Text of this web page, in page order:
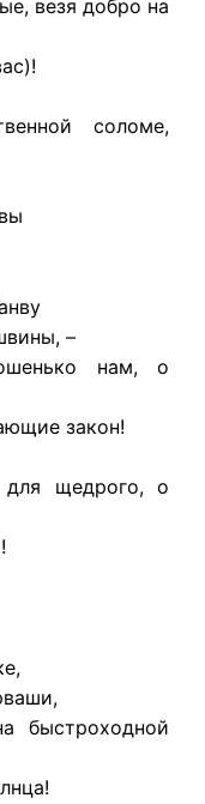
везя добро на
соломе,
–
нам, о
закон!
щедрого, о
быстроходной